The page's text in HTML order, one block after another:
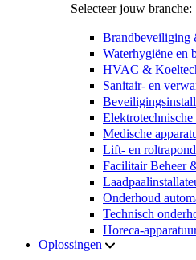
Selecteer jouw branche:
Brandbeveiliging
Waterhygiëne en
HVAC &
Sanitair- en
Medische
Lift- en
Facilitair Beheer
Onderhoud
Technisch
Horeca-
Oplossingen